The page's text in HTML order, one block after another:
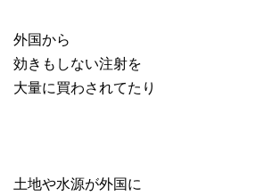
外国から
効きもしない注射を
大量に買わされてたり
土地や水源が外国に